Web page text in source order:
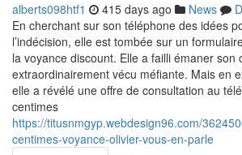
alberts098htf1 415 days ago News
En cherchant sur son téléphone des idées
l’indécision, elle est tombée sur un
la voyance discount. Elle a failli émaner son
extraordinairement vécu méfiante. Mais en
elle a révélé une offre de consultation au
centimes
https://titusnmgyp.webdesign96.com/
centimes-voyance-olivier-vous-en-parle